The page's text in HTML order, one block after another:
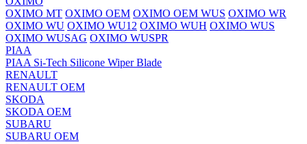
OXIMO MT OXIMO OEM OXIMO OEM WUS OXIMO WR
OXIMO WU OXIMO WU12 OXIMO WUH OXIMO WUS
OXIMO WUSAG OXIMO WUSPR
PIAA
PIAA Si-Tech Silicone Wiper Blade
RENAULT
RENAULT OEM
SKODA
SKODA OEM
SUBARU
SUBARU OEM